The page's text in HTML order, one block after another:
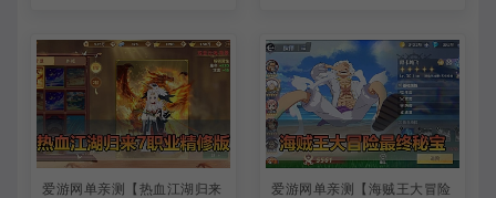
爱游网单亲测【热血江湖归来
爱游网单亲测【海贼王大冒险